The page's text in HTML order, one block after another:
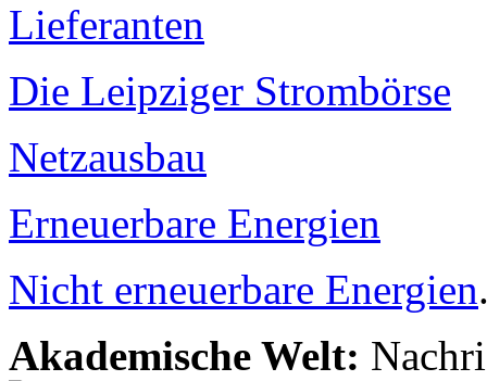
Lieferanten
Die Leipziger Strombörse
Netzausbau
Erneuerbare Energien
Nicht erneuerbare Energien
Akademische Welt: